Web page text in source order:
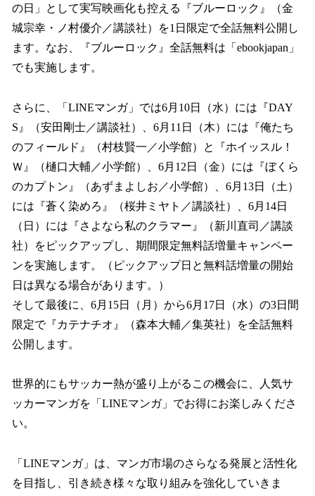
の日」として実写映画化も控える『ブルーロック』（金
城宗幸・ノ村優介／講談社）を1日限定で全話無料公開し
ます。なお、『ブルーロック』全話無料は「ebookjapan」
でも実施します。
さらに、「LINEマンガ」では6月10日（水）には『DAY
S』（安田剛士／講談社）、6月11日（木）には『俺たち
のフィールド』（村枝賢一／小学館）と『ホイッスル！
Ｗ』（樋口大輔／小学館）、6月12日（金）には『ぼくら
のカプトン』（あずまよしお／小学館）、6月13日（土）
には『蒼く染めろ』（桜井ミヤト／講談社）、6月14日
（日）には『さよなら私のクラマー』（新川直司／講談
社）をピックアップし、期間限定無料話増量キャンペー
ンを実施します。（ピックアップ日と無料話増量の開始
日は異なる場合があります。）
そして最後に、6月15日（月）から6月17日（水）の3日間
限定で『カテナチオ』（森本大輔／集英社）を全話無料
公開します。
世界的にもサッカー熱が盛り上がるこの機会に、人気サ
ッカーマンガを「LINEマンガ」でお得にお楽しみくださ
い。
「LINEマンガ」は、マンガ市場のさらなる発展と活性化
を目指し、引き続き様々な取り組みを強化していきま